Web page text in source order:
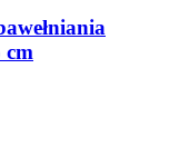
cm